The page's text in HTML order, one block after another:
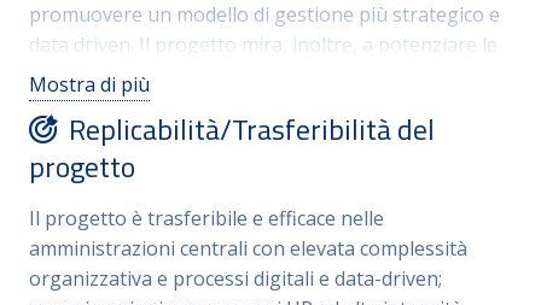
promuovere un modello di gestione più strategico e
data driven. Il progetto mira, inoltre, a potenziare le
competenze, accelerare l’onboarding, aumentare
efficienza, trasparenza e qualità dei servizi, favorire il
benessere e il senso di appartenenza tramite un
sistema strutturato di ascolto continuo e iniziative
Ministero del Lavoro, accompagnando tutte le
risorse lungo le varie fasi del loro percorso
lavorativo. L’iniziativa rafforza l’esperienza di
Mostra di più
Replicabilità/Trasferibilità del
progetto
Il progetto è trasferibile e efficace nelle
amministrazioni centrali con elevata complessità
organizzativa e processi digitali e data-driven;